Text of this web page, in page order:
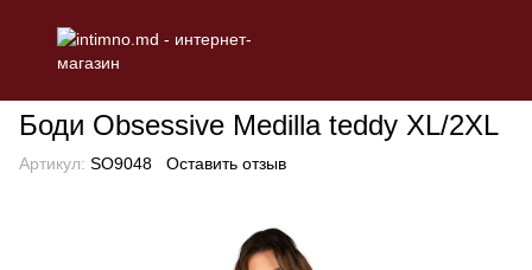
Боди Obsessive Medilla teddy XL/2XL
Артикул: SO9048 Оставить отзыв